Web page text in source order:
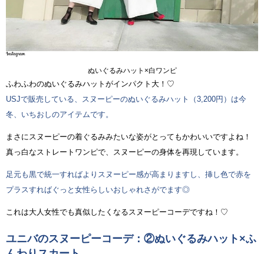
ぬいぐるみハット×白ワンピ
ふわふわのぬいぐるみハットがインパクト大！♡
USJで販売している、スヌーピーのぬいぐるみハット（3,200円）は今
冬、いちおしのアイテムです。
まさにスヌーピーの着ぐるみみたいな姿がとってもかわいいですよね！
真っ白なストレートワンピで、スヌーピーの身体を再現しています。
足元も黒で統一すればよりスヌーピー感が高まりますし、挿し色で赤を
プラスすればぐっと女性らしいおしゃれさがでます◎
これは大人女性でも真似したくなるスヌーピーコーデですね！♡
ユニバのスヌーピーコーデ：②ぬいぐるみハット×ふ